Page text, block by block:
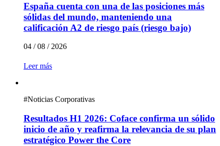
España cuenta con una de las posiciones más
sólidas del mundo, manteniendo una
calificación A2 de riesgo país (riesgo bajo)
04 / 08 / 2026
Leer más
#Noticias Corporativas
Resultados H1 2026: Coface confirma un sólido
inicio de año y reafirma la relevancia de su plan
estratégico Power the Core